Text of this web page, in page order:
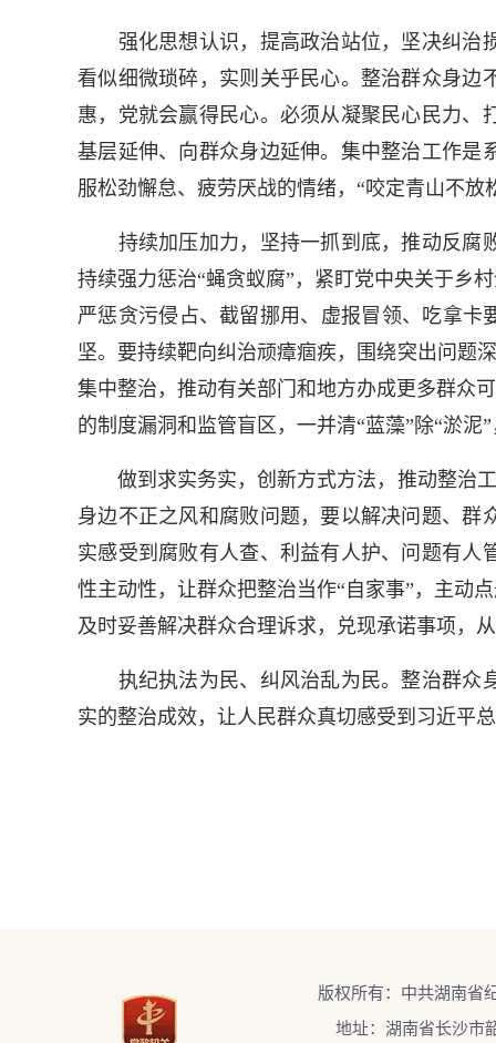
强化思想认识，提高政治站位，坚决纠治
看似细微琐碎，实则关乎民心。整治群众身边
惠，党就会赢得民心。必须从凝聚民心民力
基层延伸、向群众身边延伸。集中整治工作是
服松劲懈怠、疲劳厌战的情绪，“咬定青山不
持续加压加力，坚持一抓到底，推动反腐
持续强力惩治“蝇贪蚁腐”，紧盯党中央关于乡
严惩贪污侵占、截留挪用、虚报冒领、吃拿卡
坚。要持续靶向纠治顽瘴痼疾，围绕突出问题
集中整治，推动有关部门和地方办成更多群众
的制度漏洞和监管盲区，一并清“蓝藻”除“淤
做到求实务实，创新方式方法，推动整治工
身边不正之风和腐败问题，要以解决问题、
实感受到腐败有人查、利益有人护、问题有
性主动性，让群众把整治当作“自家事”，主动
及时妥善解决群众合理诉求，兑现承诺事项，
执纪执法为民、纠风治乱为民。整治群众
实的整治成效，让人民群众真切感受到习近平
版权所有：中共湖南省
地址：湖南省长沙市